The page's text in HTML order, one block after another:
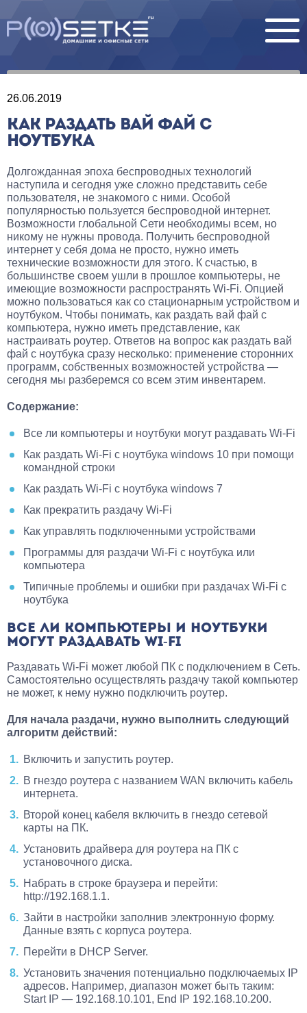
26.06.2019
КАК РАЗДАТЬ ВАЙ ФАЙ С
НОУТБУКА
Долгожданная эпоха беспроводных технологий
наступила и сегодня уже сложно представить себе
пользователя, не знакомого с ними. Особой
популярностью пользуется беспроводной интернет.
Возможности глобальной Сети необходимы всем, но
никому не нужны провода. Получить беспроводной
интернет у себя дома не просто, нужно иметь
технические возможности для этого. К счастью, в
большинстве своем ушли в прошлое компьютеры, не
имеющие возможности распространять Wi-Fi. Опцией
можно пользоваться как со стационарным устройством и
ноутбуком. Чтобы понимать, как раздать вай фай с
компьютера, нужно иметь представление, как
настраивать роутер. Ответов на вопрос как раздать вай
фай с ноутбука сразу несколько: применение сторонних
программ, собственных возможностей устройства —
сегодня мы разберемся со всем этим инвентарем.
Содержание:
Все ли компьютеры и ноутбуки могут раздавать Wi-Fi
Как раздать Wi-Fi с ноутбука windows 10 при помощи
командной строки
Как раздать Wi-Fi с ноутбука windows 7
Как прекратить раздачу Wi-Fi
Как управлять подключенными устройствами
Программы для раздачи Wi-Fi с ноутбука или
компьютера
Типичные проблемы и ошибки при раздачах Wi-Fi с
ноутбука
ВСЕ ЛИ КОМПЬЮТЕРЫ И НОУТБУКИ
МОГУТ РАЗДАВАТЬ WI-FI
Раздавать Wi-Fi может любой ПК с подключением в Сеть.
Самостоятельно осуществлять раздачу такой компьютер
не может, к нему нужно подключить роутер.
Для начала раздачи, нужно выполнить следующий
алгоритм действий:
Включить и запустить роутер.
В гнездо роутера с названием WAN включить кабель
интернета.
Второй конец кабеля включить в гнездо сетевой
карты на ПК.
Установить драйвера для роутера на ПК с
установочного диска.
Набрать в строке браузера и перейти:
http://192.168.1.1.
Зайти в настройки заполнив электронную форму.
Данные взять с корпуса роутера.
Перейти в DHCP Server.
Установить значения потенциально подключаемых IP
адресов. Например, диапазон может быть таким:
Start IP — 192.168.10.101, End IP 192.168.10.200.